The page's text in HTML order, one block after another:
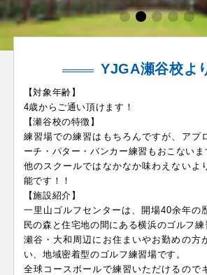
YJGA瀬谷校よ
【対象年齢】
4歳からご通い頂けます！
【瀬谷校の特徴】
練習場での練習はもちろんですが、アプ
ーチ・パター・バンカー練習もおこないま
他のスクールではなかなか味わえないよ
能です！！
【施設紹介】
一里山ゴルフセンターは、開場40余年の
民の森と住宅地の間にある横浜のゴルフ練
瀬谷・大和周辺にお住まいやお勤めの方
い、地域密着型のゴルフ練習場です。
全球コースボールで練習いただけるので